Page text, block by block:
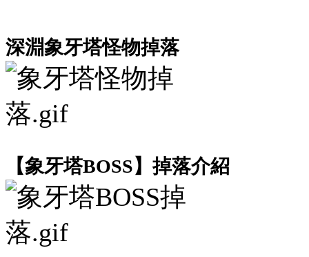
深淵象牙塔怪物掉落
【象牙塔BOSS】掉落介紹